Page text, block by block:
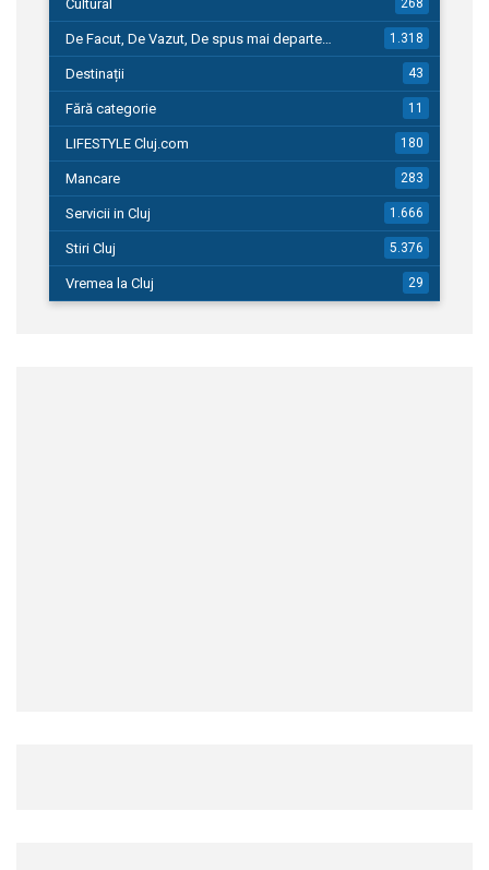
Cultural
De Facut, De Vazut, De spus mai departe… 1.318
Destinații 43
Fără categorie 11
LIFESTYLE Cluj.com 180
Mancare 283
Servicii in Cluj 1.666
Stiri Cluj 5.376
Vremea la Cluj 29